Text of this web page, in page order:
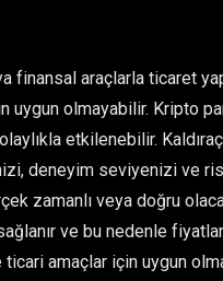
araçlarla ticaret
uygun olmayabilir.
etkilenebilir.
deneyim seviyenizi ve
zamanlı veya doğru
ve bu nedenle
amaçlar için uygun